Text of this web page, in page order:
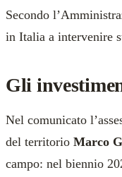
Secondo
in Italia a intervenire
Gli
Nel comunicato
del territorio Marco
campo: nel biennio